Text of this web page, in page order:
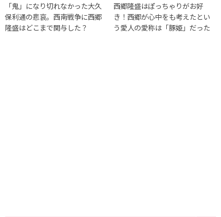
「鬼」になり切れなかった大久
保利通の悲哀。西南戦争に西郷
隆盛はどこまで関与した？
西郷隆盛はぽっちゃりがお好
き！西郷が心中をも考えたとい
う愛人の愛称は「豚姫」だった